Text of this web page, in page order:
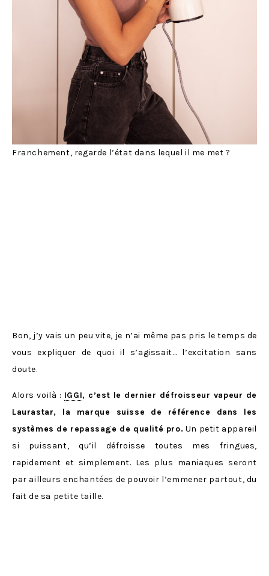
Franchement, regarde l’état dans lequel il me met ?
Bon, j’y vais un peu vite, je n’ai même pas pris le temps de
vous expliquer de quoi il s’agissait… l’excitation sans
doute.
Alors voilà : IGGI, c’est le dernier défroisseur vapeur de
Laurastar, la marque suisse de référence dans les
systèmes de repassage de qualité pro. Un petit appareil
si puissant, qu’il défroisse toutes mes fringues,
rapidement et simplement. Les plus maniaques seront
par ailleurs enchantées de pouvoir l’emmener partout, du
fait de sa petite taille.